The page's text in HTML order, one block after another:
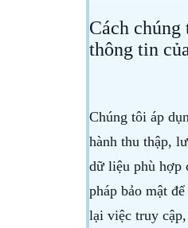
Cách chúng
thông tin
Chúng tôi áp
hành thu thập,
dữ liệu phù hợp
pháp bảo mật
lại việc truy